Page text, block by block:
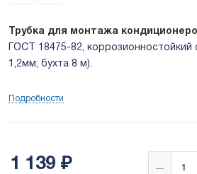
Трубка для монтажа
ГОСТ 18475-82,
1,2мм; бухта 8 м).
Подробности
1 139 ₽